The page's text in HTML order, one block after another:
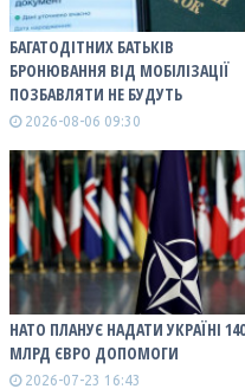
БАГАТОДІТНИХ БАТЬКІВ
БРОНЮВАННЯ ВІД МОБІЛІЗАЦІЇ
ПОЗБАВЛЯТИ НЕ БУДУТЬ
2026-08-06 09:30
НАТО ПЛАНУЄ НАДАТИ УКРАЇНІ 140
МЛРД ЄВРО ДОПОМОГИ
2026-07-23 16:43